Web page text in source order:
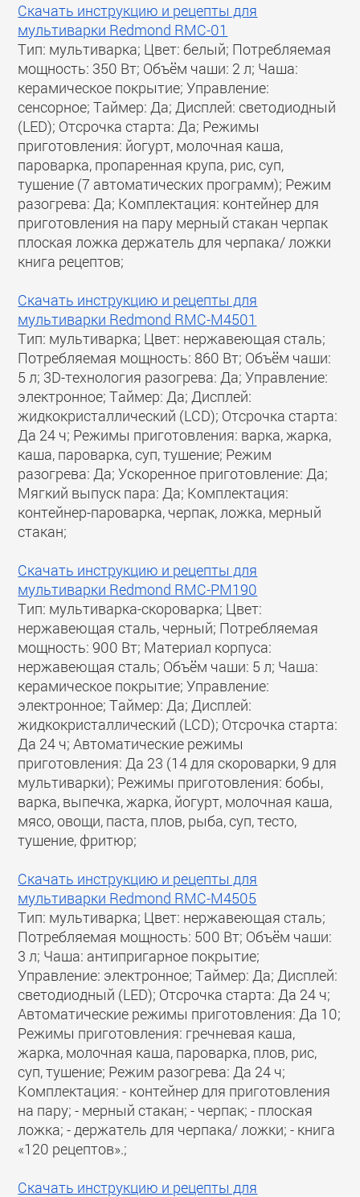
Скачать инструкцию и рецепты для
мультиварки Redmond RMC-01
Тип: мультиварка; Цвет: белый; Потребляемая
мощность: 350 Вт; Объём чаши: 2 л; Чаша:
керамическое покрытие; Управление:
сенсорное; Таймер: Да; Дисплей: светодиодный
(LED); Отсрочка старта: Да; Режимы
приготовления: йогурт, молочная каша,
пароварка, пропаренная крупа, рис, суп,
тушение (7 автоматических программ); Режим
разогрева: Да; Комплектация: контейнер для
приготовления на пару мерный стакан черпак
плоская ложка держатель для черпака/ ложки
книга рецептов;
Скачать инструкцию и рецепты для
мультиварки Redmond RMC-M4501
Тип: мультиварка; Цвет: нержавеющая сталь;
Потребляемая мощность: 860 Вт; Объём чаши:
5 л; 3D-технология разогрева: Да; Управление:
электронное; Таймер: Да; Дисплей:
жидкокристаллический (LCD); Отсрочка старта:
Да 24 ч; Режимы приготовления: варка, жарка,
каша, пароварка, суп, тушение; Режим
разогрева: Да; Ускоренное приготовление: Да;
Мягкий выпуск пара: Да; Комплектация:
контейнер-пароварка, черпак, ложка, мерный
стакан;
Скачать инструкцию и рецепты для
мультиварки Redmond RMC-PM190
Тип: мультиварка-скороварка; Цвет:
нержавеющая сталь, черный; Потребляемая
мощность: 900 Вт; Материал корпуса:
нержавеющая сталь; Объём чаши: 5 л; Чаша:
керамическое покрытие; Управление:
электронное; Таймер: Да; Дисплей:
жидкокристаллический (LCD); Отсрочка старта:
Да 24 ч; Автоматические режимы
приготовления: Да 23 (14 для скороварки, 9 для
мультиварки); Режимы приготовления: бобы,
варка, выпечка, жарка, йогурт, молочная каша,
мясо, овощи, паста, плов, рыба, суп, тесто,
тушение, фритюр;
Скачать инструкцию и рецепты для
мультиварки Redmond RMC-M4505
Тип: мультиварка; Цвет: нержавеющая сталь;
Потребляемая мощность: 500 Вт; Объём чаши:
3 л; Чаша: антипригарное покрытие;
Управление: электронное; Таймер: Да; Дисплей:
светодиодный (LED); Отсрочка старта: Да 24 ч;
Автоматические режимы приготовления: Да 10;
Режимы приготовления: гречневая каша,
жарка, молочная каша, пароварка, плов, рис,
суп, тушение; Режим разогрева: Да 24 ч;
Комплектация: - контейнер для приготовления
на пару; - мерный стакан; - черпак; - плоская
ложка; - держатель для черпака/ ложки; - книга
«120 рецептов».;
Скачать инструкцию и рецепты для